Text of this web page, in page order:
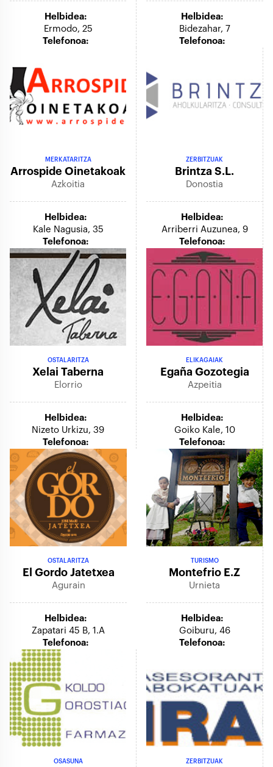
Helbidea:
Ermodo, 25
Telefonoa:
Helbidea:
Bidezahar, 7
Telefonoa:
MERKATARITZA
Arrospide Oinetakoak
Azkoitia
Helbidea:
Kale Nagusia, 35
Telefonoa:
ZERBITZUAK
Brintza S.l.
Donostia
Helbidea:
Arriberri Auzunea, 9
Telefonoa:
OSTALARITZA
Xelai Taberna
Elorrio
Helbidea:
Nizeto Urkizu, 39
Telefonoa:
ELIKAGAIAK
Egaña Gozotegia
Azpeitia
Helbidea:
Goiko Kale, 10
Telefonoa:
OSTALARITZA
El Gordo Jatetxea
Agurain
Helbidea:
Zapatari 45 B, 1.a
Telefonoa:
TURISMO
Montefrio E.z
Urnieta
Helbidea:
Goiburu, 46
Telefonoa:
OSASUNA ZERBITZUAK